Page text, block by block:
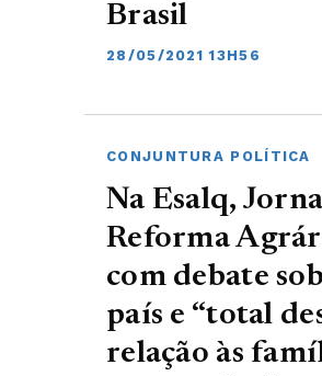
Brasil
28/05/2021 13H56
CONJUNTURA POLÍTICA
Na Esalq,
Reforma
com debate
país e “total
relação às